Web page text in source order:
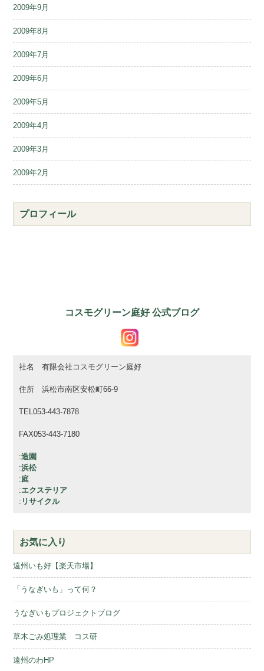
2009年9月
2009年8月
2009年7月
2009年6月
2009年5月
2009年4月
2009年3月
2009年2月
プロフィール
コスモグリーン庭好 公式ブログ
社名 有限会社コスモグリーン庭好
住所 浜松市南区安松町66-9
TEL053-443-7878
FAX053-443-7180
:造園
:浜松
:庭
:エクステリア
: リサイクル
お気に入り
遠州いも好【楽天市場】
「うなぎいも」って何？
うなぎいもプロジェクトブログ
草木ごみ処理業 コス研
遠州のわHP